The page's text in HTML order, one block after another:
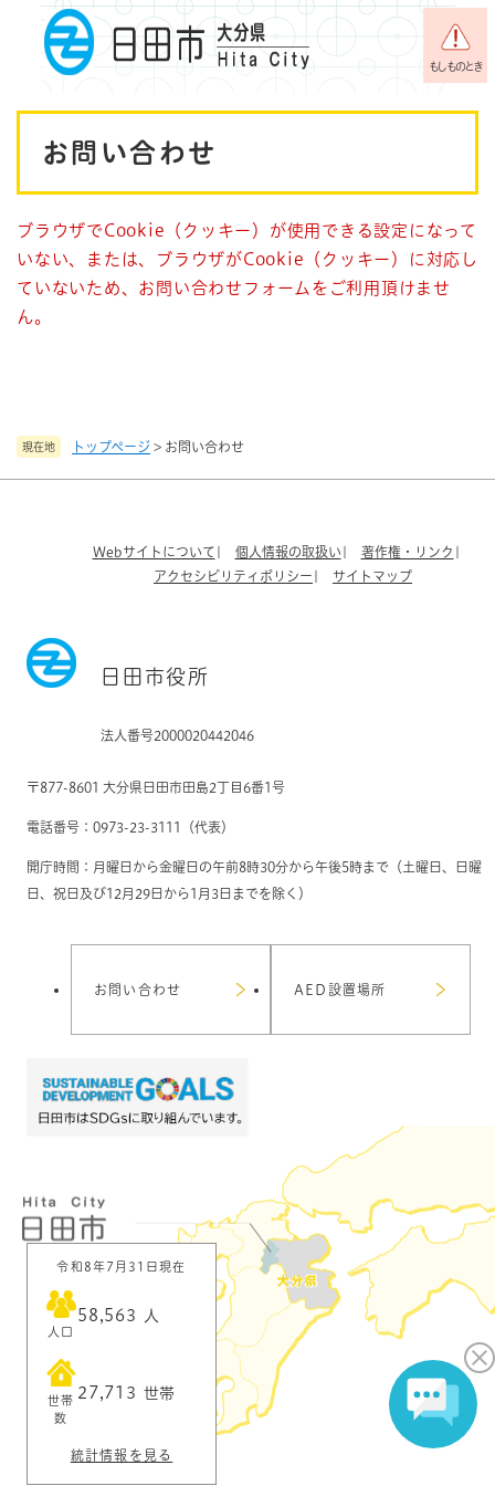
メニューを飛ばして本文へ
もしものとき
現在地 トップページ > お問い合わせ
お問い合わせ
ブラウザでCookie（クッキー）が使用できる設定になって
いない、または、ブラウザがCookie（クッキー）に対応し
ていないため、お問い合わせフォームをご利用頂けませ
ん。
Webサイトについて 個人情報の取扱い
著作権・リンク
アクセシビリティポリシー
サイトマップ
日田市役所
法人番号2000020442046
〒877-8601 大分県日田市田島2丁目6番1号
電話番号：0973-23-3111（代表）
開庁時間：月曜日から金曜日の午前8時30分から午後5時まで（土曜日、日曜
日、祝日及び12月29日から1月3日までを除く）
お問い合わせ AED設置場所
令和8年7月31日現在
人口
58,563 人
世帯
数
27,713 世帯
統計情報を見る